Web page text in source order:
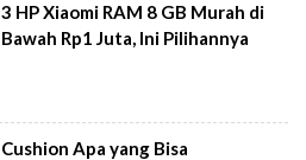
3 HP Xiaomi RAM 8 GB Murah di
Bawah Rp1 Juta, Ini Pilihannya
Cushion Apa yang Bisa